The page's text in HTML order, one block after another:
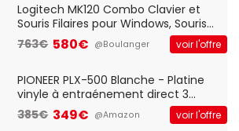
QWERTY UK - Noir
Logitech MK120 Combo Clavier et
Souris Filaires pour Windows, Souris
Optique Filaire, Connexion USB Plug
And Play, Confortable, Taille
QWERTY UK - Noir
763€ 580€ @Boulanger voir l'offre
PIONEER PLX-500 Blanche - Platine
vinyle à entraénement direct 3
vitesses (33-45-78 trs/min) avec
pre-ampli intégré et port USB
385€ 349€ @Amazon voir l'offre